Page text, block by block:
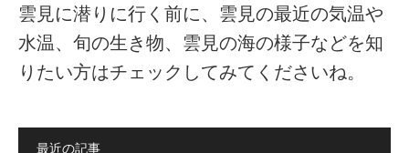
雲見に潜りに行く前に、雲見の最近の気温や
水温、旬の生き物、雲見の海の様子などを知
りたい方はチェックしてみてくださいね。
最近の記事